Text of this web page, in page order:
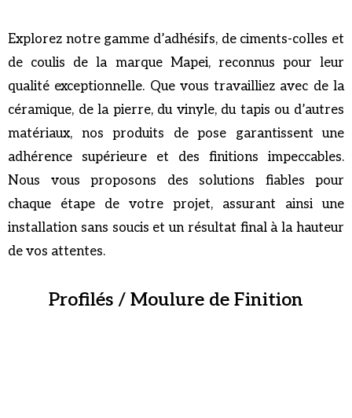
Explorez notre gamme d’adhésifs, de ciments-colles et
de coulis de la marque Mapei, reconnus pour leur
qualité exceptionnelle. Que vous travailliez avec de la
céramique, de la pierre, du vinyle, du tapis ou d’autres
matériaux, nos produits de pose garantissent une
adhérence supérieure et des finitions impeccables.
Nous vous proposons des solutions fiables pour
chaque étape de votre projet, assurant ainsi une
installation sans soucis et un résultat final à la hauteur
de vos attentes.
Profilés / Moulure de Finition